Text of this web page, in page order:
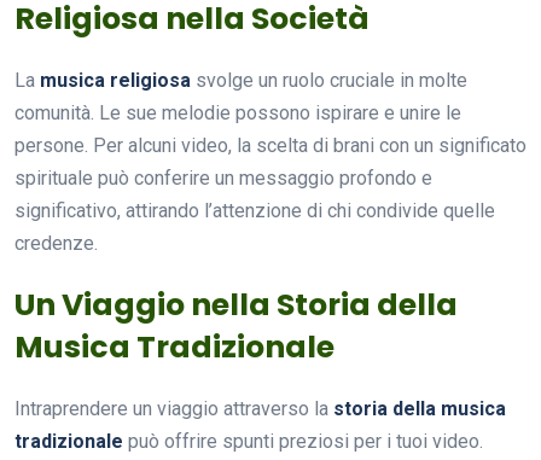
Religiosa nella Società
La musica religiosa svolge un ruolo cruciale in molte
comunità. Le sue melodie possono ispirare e unire le
persone. Per alcuni video, la scelta di brani con un significato
spirituale può conferire un messaggio profondo e
significativo, attirando l’attenzione di chi condivide quelle
credenze.
Un Viaggio nella Storia della
Musica Tradizionale
Intraprendere un viaggio attraverso la storia della musica
tradizionale può offrire spunti preziosi per i tuoi video.